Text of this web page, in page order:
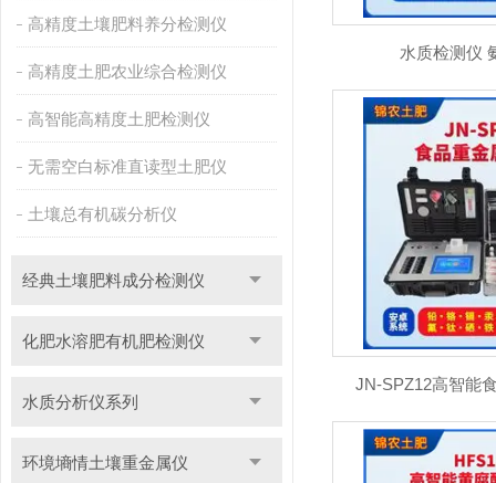
高精度土壤肥料养分检测仪
高精度土肥农业综合检测仪
高智能高精度土肥检测仪
无需空白标准直读型土肥仪
土壤总有机碳分析仪
经典土壤肥料成分检测仪
化肥水溶肥有机肥检测仪
水质分析仪系列
环境墒情土壤重金属仪
水质检测仪
JN-SPZ12高智能